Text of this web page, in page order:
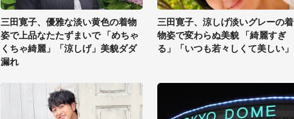
三田寛子、優雅な淡い黄色の着物
姿で上品なたたずまいで 「めちゃ
くちゃ綺麗」「涼しげ」美貌ダダ
漏れ
三田寛子、涼しげ淡いグレーの着
物姿で変わらぬ美貌 「綺麗すぎ
る」「いつも若々しくて美しい」